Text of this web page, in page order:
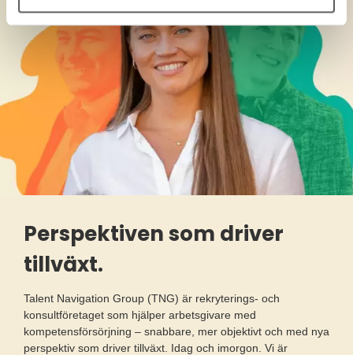
Perspektiven som driver
tillväxt.
Talent Navigation Group (TNG) är rekryterings- och
konsultföretaget som hjälper arbetsgivare med
kompetensförsörjning – snabbare, mer objektivt och med nya
perspektiv som driver tillväxt. Idag och imorgon. Vi är